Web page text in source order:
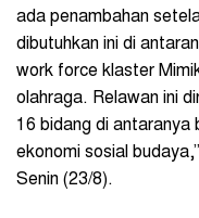
ada penambahan
dibutuhkan ini di
work force klaster
olahraga. Relawan ini
16 bidang di antaranya
ekonomi sosial
Senin (23/8).